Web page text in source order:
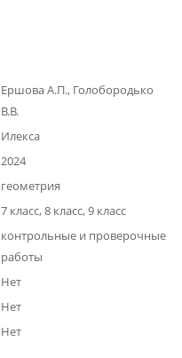
Ершова А.П., Голобородько
В.В.
Илекса
2024
геометрия
7 класс, 8 класс, 9 класс
контрольные и проверочные
работы
Нет
Нет
Нет